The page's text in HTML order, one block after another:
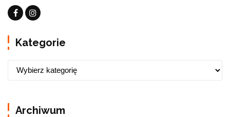
Kategorie
Archiwum